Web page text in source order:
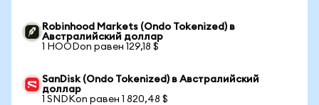
Robinhood Markets (Ondo Tokenized) в
Австралийский доллар
1 HOODon равен 129,18 $
SanDisk (Ondo Tokenized) в Австралийский
доллар
1 SNDKon равен 1 820,48 $